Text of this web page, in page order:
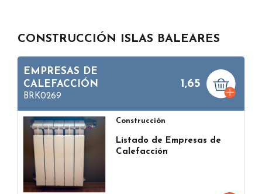
CONSTRUCCIÓN ISLAS BALEARES
EMPRESAS DE
CALEFACCIÓN
BRK0269
1,65
Construcción
Listado de Empresas de
Calefacción